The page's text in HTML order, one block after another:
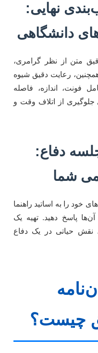
نهایی:
دانشگاهی
متن از نظر گرامری،
رعایت دقیق شیوه
فونت، اندازه، فاصله
از اتلاف وقت و
دفاع:
شما
خود را به اساتید راهنما
پاسخ دهید. تهیه یک
نقش حیاتی در یک دفاع
چیست؟